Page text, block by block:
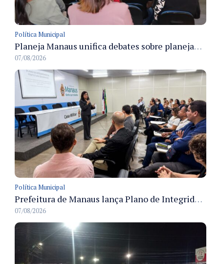
Política Municipal
Planeja Manaus unifica debates sobre planejamento público, orçamento e serviços nos dias 16 e 17 de setembro
07/08/2026
Política Municipal
Prefeitura de Manaus lança Plano de Integridade da CGM para o biênio 2027-2028 com diretrizes de governança e transparência
07/08/2026